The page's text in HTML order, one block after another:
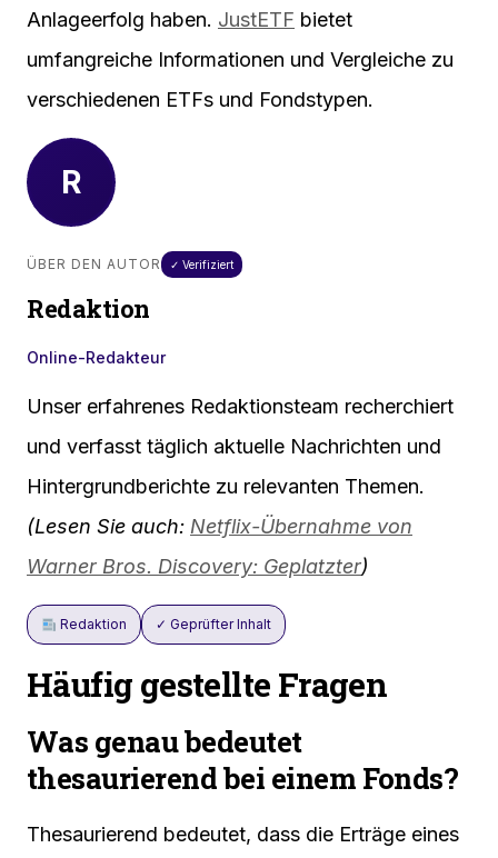
Anlageerfolg haben. JustETF bietet
umfangreiche Informationen und Vergleiche zu
verschiedenen ETFs und Fondstypen.
R
ÜBER DEN AUTOR ✓ Verifiziert
Redaktion
Online-Redakteur
Unser erfahrenes Redaktionsteam recherchiert
und verfasst täglich aktuelle Nachrichten und
Hintergrundberichte zu relevanten Themen.
(Lesen Sie auch: Netflix-Übernahme von
Warner Bros. Discovery: Geplatzter)
Redaktion ✓ Geprüfter Inhalt
Häufig gestellte Fragen
Was genau bedeutet
thesaurierend bei einem Fonds?
Thesaurierend bedeutet, dass die Erträge eines